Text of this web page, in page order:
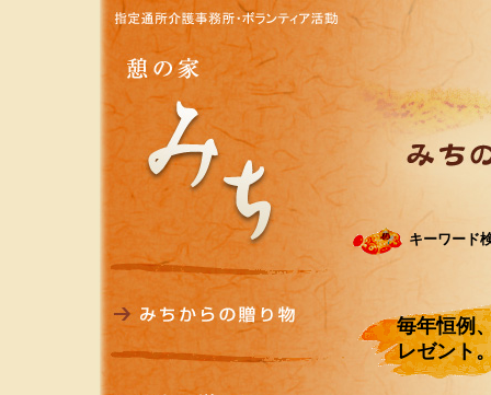
キーワード
毎年恒例
レゼント